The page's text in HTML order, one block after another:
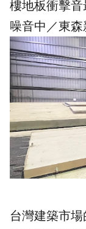
樓地板衝擊
噪音中／東森
台灣建築市